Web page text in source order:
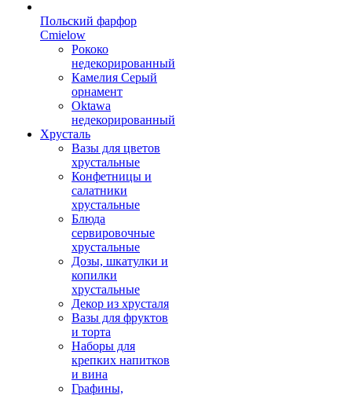
Польский фарфор
Сmielow
Рококо
недекорированный
Камелия Серый
орнамент
Oktawa
недекорированный
Хрусталь
Вазы для цветов
хрустальные
Конфетницы и
салатники
хрустальные
Блюда
сервировочные
хрустальные
Дозы, шкатулки и
копилки
хрустальные
Декор из хрусталя
Вазы для фруктов
и торта
Наборы для
крепких напитков
и вина
Графины,